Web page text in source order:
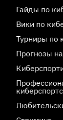
Гайды по
Вики по
Турниры по
Прогнозы